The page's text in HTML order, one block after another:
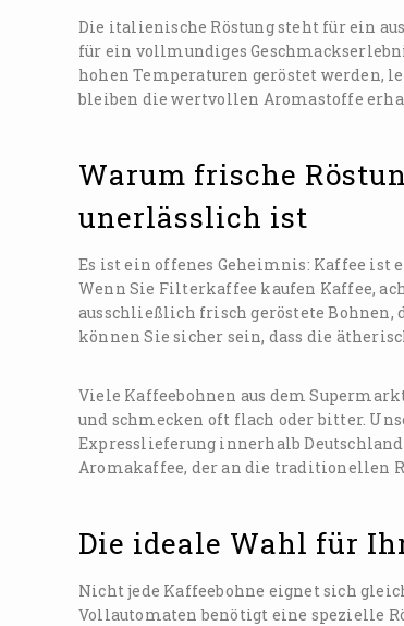
Die italienische Röstung steht für ein
für ein vollmundiges
hohen Temperaturen geröstet werden,
bleiben die wertvollen Aromastoffe
Warum frische
unerlässlich ist
Es ist ein offenes Geheimnis: Kaffee
Wenn Sie Filterkaffee kaufen Kaffee,
ausschließlich frisch geröstete Bohnen,
können Sie sicher sein, dass die
Viele Kaffeebohnen aus dem
und schmecken oft flach oder bitter.
Expresslieferung innerhalb
Aromakaffee, der an die traditionellen
Die ideale Wahl für
Nicht jede Kaffeebohne eignet sich
Vollautomaten benötigt eine spezielle